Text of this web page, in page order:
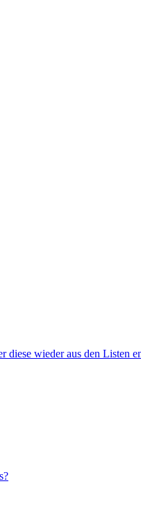
wieder aus den Listen